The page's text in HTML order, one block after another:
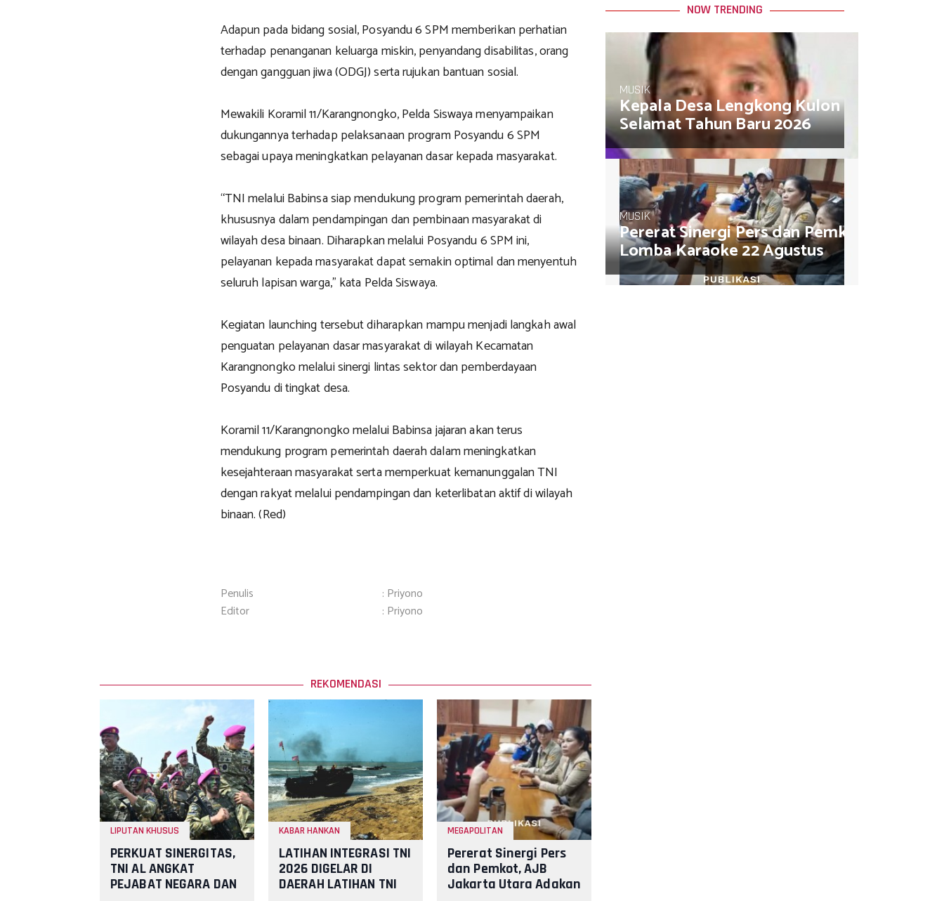
Adapun pada bidang sosial, Posyandu 6 SPM memberikan perhatian
terhadap penanganan keluarga miskin, penyandang disabilitas, orang
dengan gangguan jiwa (ODGJ) serta rujukan bantuan sosial.
Mewakili Koramil 11/Karangnongko, Pelda Siswaya menyampaikan
dukungannya terhadap pelaksanaan program Posyandu 6 SPM
sebagai upaya meningkatkan pelayanan dasar kepada masyarakat.
“TNI melalui Babinsa siap mendukung program pemerintah daerah,
khususnya dalam pendampingan dan pembinaan masyarakat di
wilayah desa binaan. Diharapkan melalui Posyandu 6 SPM ini,
pelayanan kepada masyarakat dapat semakin optimal dan menyentuh
seluruh lapisan warga,” kata Pelda Siswaya.
Kegiatan launching tersebut diharapkan mampu menjadi langkah awal
penguatan pelayanan dasar masyarakat di wilayah Kecamatan
Karangnongko melalui sinergi lintas sektor dan pemberdayaan
Posyandu di tingkat desa.
Koramil 11/Karangnongko melalui Babinsa jajaran akan terus
mendukung program pemerintah daerah dalam meningkatkan
kesejahteraan masyarakat serta memperkuat kemanunggalan TNI
dengan rakyat melalui pendampingan dan keterlibatan aktif di wilayah
binaan. (Red)
Penulis
: Priyono
Editor
: Priyono
REKOMENDASI
LIPUTAN KHUSUS
PERKUAT SINERGITAS,
TNI AL ANGKAT
PEJABAT NEGARA DAN
KABAR HANKAN
LATIHAN INTEGRASI TNI
2026 DIGELAR DI
DAERAH LATIHAN TNI
MEGAPOLITAN
Pererat Sinergi Pers
dan Pemkot, AJB
Jakarta Utara Adakan
NOW TRENDING
MUSIK
Kepala Desa Lengkong Kulon Muhamad
Selamat Tahun Baru 2026
MUSIK
Pererat Sinergi Pers dan Pemkot, AJB
Lomba Karaoke 22 Agustus